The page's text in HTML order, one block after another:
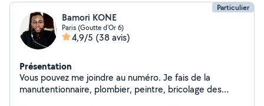
Particulier
Bamori KONE
Paris (Goutte d'Or 6)
4,9/5 (38 avis)
Présentation
Vous pouvez me joindre au numéro. Je fais de la
manutentionnaire, plombier, peintre, bricolage des